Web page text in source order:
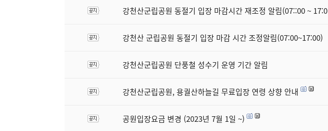
강천산군립공원 동절기 입장 마감시간 재조정 알림(07::00 ~ 17:0
강천산 군립공원 동절기 입장 마감 시간 조정알림(07:00~17:00)
강천산군립공원 단풍철 성수기 운영 기간 알림
강천산군립공원, 용궐산하늘길 무료입장 연령 상향 안내
공원입장요금 변경 (2023년 7월 1일 ~)